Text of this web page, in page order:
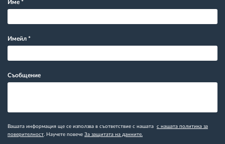
Име *
Имейл *
Съобщение
Вашата информация ще се използва в съответствие с нашата с нашата политика за
поверителност . Научете повече За защитата на данните.